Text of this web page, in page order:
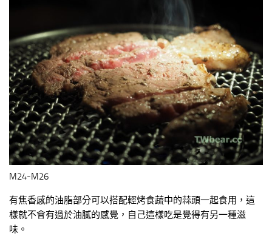
M24-M26
有焦香感的油脂部分可以搭配輕烤食蔬中的蒜頭一起食用，這
樣就不會有過於油膩的感覺，自己這樣吃是覺得有另一種滋
味。